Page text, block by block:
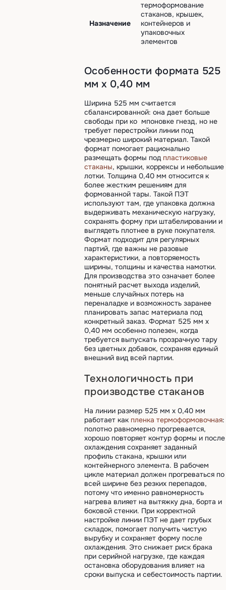
Назначение
термоформование
стаканов, крышек,
контейнеров и
упаковочных
элементов
Особенности формата 525
мм х 0,40 мм
Ширина 525 мм считается
сбалансированной: она дает больше
свободы при ко мпоновке гнезд, но не
требует перестройки линии под
чрезмерно широкий материал. Такой
формат помогает рационально
размещать формы под пластиковые
стаканы, крышки, коррексы и небольшие
лотки. Толщина 0,40 мм относится к
более жестким решениям для
формованной тары. Такой ПЭТ
используют там, где упаковка должна
выдерживать механическую нагрузку,
сохранять форму при штабелировании и
выглядеть плотнее в руке покупателя.
Формат подходит для регулярных
партий, где важны не разовые
характеристики, а повторяемость
ширины, толщины и качества намотки.
Для производства это означает более
понятный расчет выхода изделий,
меньше случайных потерь на
переналадке и возможность заранее
планировать запас материала под
конкретный заказ. Формат 525 мм х
0,40 мм особенно полезен, когда
требуется выпускать прозрачную тару
без цветных добавок, сохраняя единый
внешний вид всей партии.
Технологичность при
производстве стаканов
На линии размер 525 мм х 0,40 мм
работает как пленка термоформовочная:
полотно равномерно прогревается,
хорошо повторяет контур формы и после
охлаждения сохраняет заданный
профиль стакана, крышки или
контейнерного элемента. В рабочем
цикле материал должен прогреваться по
всей ширине без резких перепадов,
потому что именно равномерность
нагрева влияет на вытяжку дна, борта и
боковой стенки. При корректной
настройке линии ПЭТ не дает грубых
складок, помогает получить чистую
вырубку и сохраняет форму после
охлаждения. Это снижает риск брака
при серийной нагрузке, где каждая
остановка оборудования влияет на
сроки выпуска и себестоимость партии.